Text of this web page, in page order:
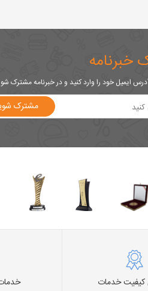
خبرنامه
ایمیل خود را وارد کنید و در خبرنامه مشترک
مشترک
خدمات